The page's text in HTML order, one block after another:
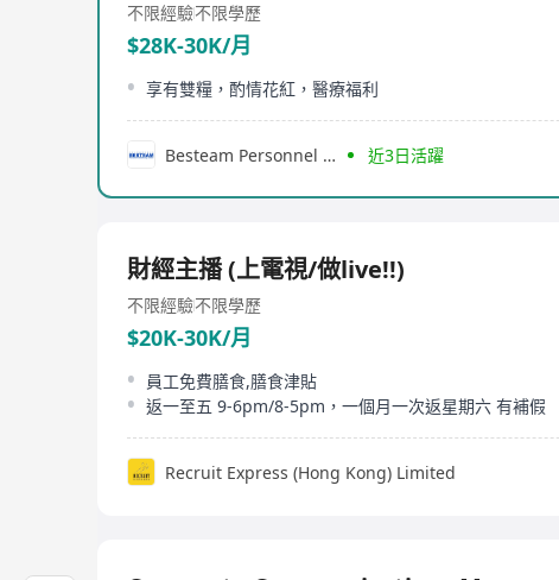
不限經驗不限學歷
$28K-30K/月
享有雙糧，酌情花紅，醫療福利
Besteam Personnel Consultancy Limited 近3日活躍
財經主播 (上電視/做live!!)
不限經驗不限學歷
$20K-30K/月
員工免費膳食,膳食津貼
返一至五 9-6pm/8-5pm，一個月一次返星期六 有補假
Recruit Express (Hong Kong) Limited